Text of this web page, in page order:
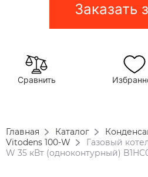
Заказать
Сравнить
Главная Каталог
Vitodens 100-W
Газовый
W 35 кВт (одноконтурный)